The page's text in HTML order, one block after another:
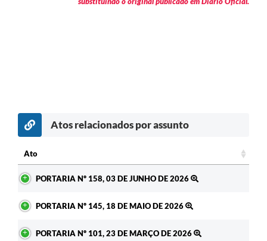
Atos relacionados por assunto
Ato
PORTARIA Nº 158, 03 DE JUNHO DE 2026
PORTARIA Nº 145, 18 DE MAIO DE 2026
PORTARIA Nº 101, 23 DE MARÇO DE 2026